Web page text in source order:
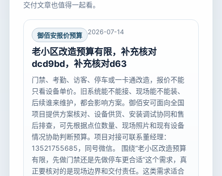
交付文章也值得一起看。
御佰安报价预算 2026-07-14
老小区改造预算有限，补充核对
dcd9bd，补充核对d63
门禁、考勤、访客、停车或一卡通改造，报价不能
只看设备单价。旧系统能不能接、现场能不能装、
后续谁来维护，都会影响方案。御佰安可面向全国
项目提供方案核对、设备供货、安装调试协同和售
后排查，可先根据点位数量、现场照片和现有设备
情况协助判断预算。项目对接可联系董经理：
13521755685，同号微信。 围绕“老小区改造预算
有限，先做门禁还是先做停车更合适”这个需求，真
正要核对的是现场边界和交付责任。这类需求适合